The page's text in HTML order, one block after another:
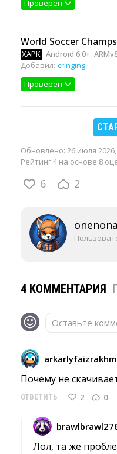
Проверен
World Soccer
XAPK Android 6.0+
Добавил: cringing
Проверен
Обновлено: 26 июля 2026,
Рейтинг 4 на основе 8
6 2
4 КОММЕНТАРИЯ
Оставьте
arkarlyfaizrakhm
Почему не
ОТВЕТИТЬ 2 0
Лол, та же